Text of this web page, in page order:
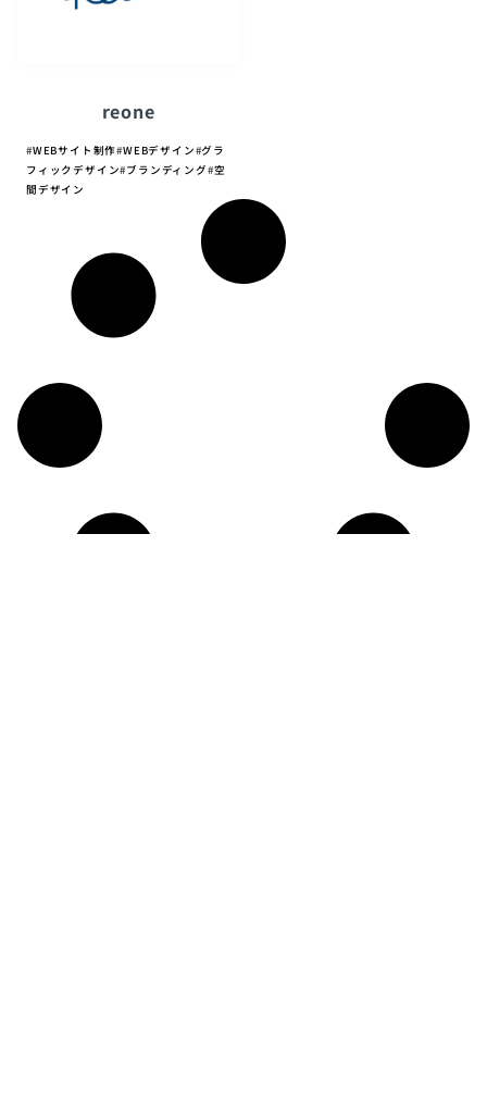
reone
#WEBサイト制作#WEBデザイン#グラ
フィックデザイン#ブランディング#空
間デザイン